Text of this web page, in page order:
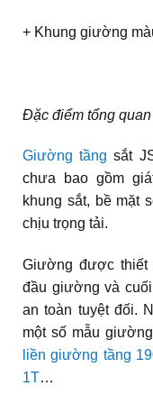
+ Khung giường
Đặc điểm tổng
Giường tầng sắt
chưa bao gồm
khung sắt, bề mặt
chịu trọng tải.
Giường được thiết
đầu giường và
an toàn tuyệt đối.
một số mẫu
liền giường tầng
1T…